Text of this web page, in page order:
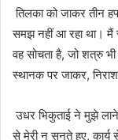
तिलका को जाकर तीन
समझ नहीं आ रहा था। मैं
वह सोचता है, जो शत्रु
स्थानक पर जाकर,
उधर भिकुताई ने मुझे
से मेरी न सुनते हुए,